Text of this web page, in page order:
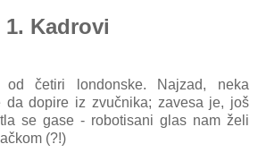
1. Kadrovi
četiri londonske. Najzad, neka
da dopire iz zvučnika; zavesa je, još
se gase - robotisani glas nam želi
(?!)